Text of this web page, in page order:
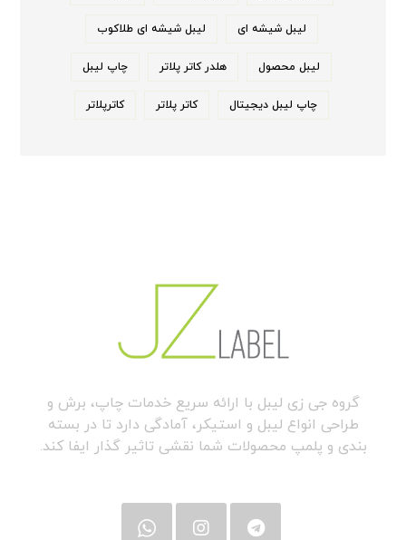
لیبل شیشه ای لیبل شیشه ای طلاکوب
لیبل محصول هلدر کاتر پلاتر چاپ لیبل
چاپ لیبل دیجیتال کاتر پلاتر کاترپلاتر
گروه جی زی لیبل با ارائه سریع خدمات چاپ، برش و
طراحی انواع لیبل و استیکر، آمادگی دارد تا در بسته
بندی و پلمپ محصولات شما نقشی تاثیر گذار ایفا کند.